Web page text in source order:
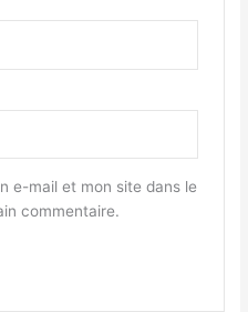
e-mail et mon site dans le
commentaire.